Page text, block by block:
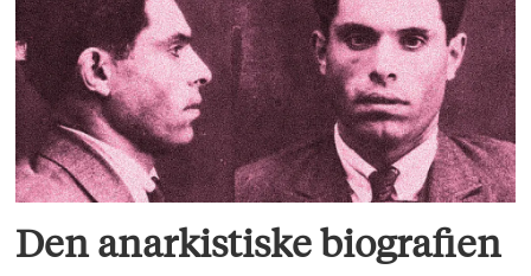
Den anarkistiske biografien